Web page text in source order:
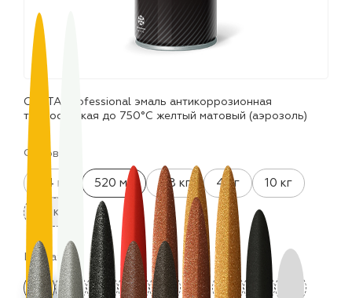
CERTA Professional эмаль антикоррозионная
термостойкая до 750°С желтый матовый (аэрозоль)
Фасовка:
0.4 кг 520 мл 0.8 кг 4 кг
10 кг
25 кг
Цвета: